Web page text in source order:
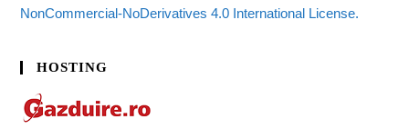
NonCommercial-NoDerivatives 4.0 International License.
HOSTING